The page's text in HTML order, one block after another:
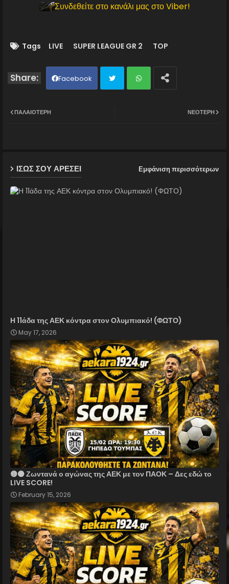
Συνδεθείτε στο κανάλι μας στο Viber!
Tags LIVE SUPER LEAGUE GR 2 TOP
Facebook
p
ΝΕΌΤΕΡΗ
ΠΑΛΑΙΌΤΕΡΗ
ΙΣΩΣ ΣΟΥ ΑΡΕΣΕΙ Εμφάνιση περισσότερων
Η 11άδα της ΑΕΚ κόντρα στον Ολυμπιακό! (ΦΩΤΟ)
May 17, 2026
🟡⚫ Ζωντανά ο αγώνας της ΑΕΚ με τον ΠΑΟΚ – Δες εδώ το
LIVE SCORE!
February 15, 2026